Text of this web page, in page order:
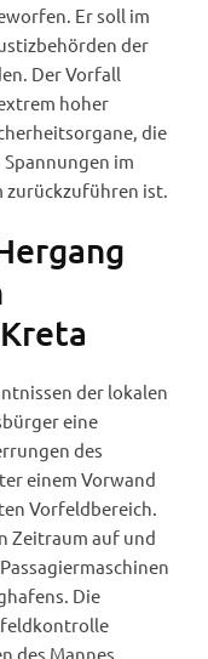
Er soll im
der
Der Vorfall
hoher
die
im
zurückzuführen ist.
der lokalen
eine
des
einem Vorwand
Vorfeldbereich.
Zeitraum auf und
Die
des Mannes